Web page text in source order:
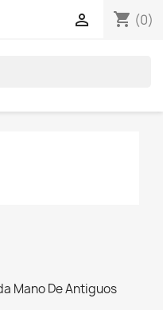
shopping_cart (0)

Mano De Antiguos